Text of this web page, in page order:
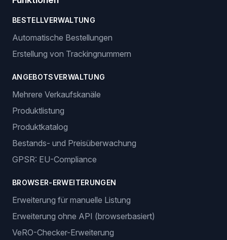
BESTELLVERWALTUNG
Automatische Bestellungen
Erstellung von Trackingnummern
ANGEBOTSVERWALTUNG
Mehrere Verkaufskanäle
Produktlistung
Produktkatalog
Bestands- und Preisüberwachung
GPSR: EU-Compliance
BROWSER-ERWEITERUNGEN
Erweiterung für manuelle Listung
Erweiterung ohne API (browserbasiert)
VeRO-Checker-Erweiterung